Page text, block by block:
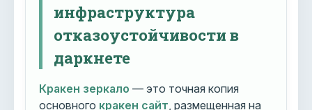
инфраструктура
отказоустойчивости в
даркнете
Кракен зеркало — это точная копия
основного кракен сайт , размещенная на